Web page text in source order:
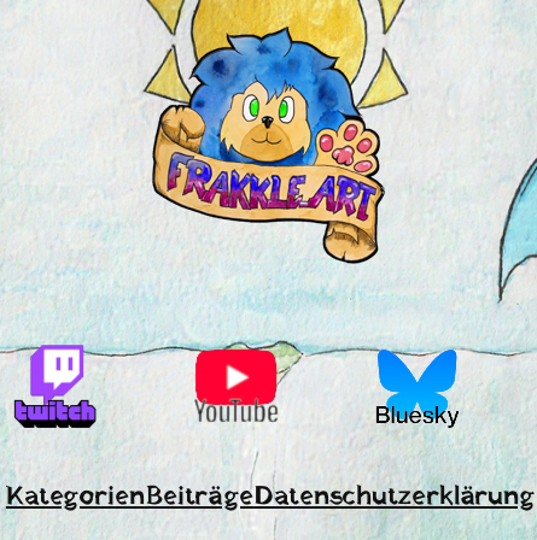
KategorienBeiträgeDatenschutzerklärung